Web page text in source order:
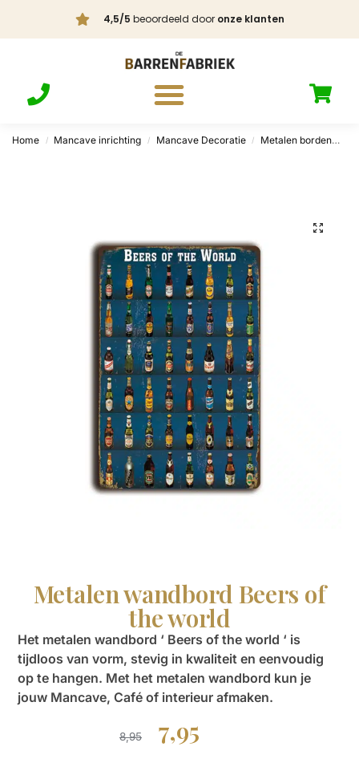
4,5/5 beoordeeld door onze klanten
Home / Mancave inrichting / Mancave Decoratie / Metalen borden
Metalen wandbord Beers of
the world
Het metalen wandbord ‘ Beers of the world ‘ is
tijdloos van vorm, stevig in kwaliteit en eenvoudig
op te hangen. Met het metalen wandbord kun je
jouw Mancave, Café of interieur afmaken.
8,95 7,95